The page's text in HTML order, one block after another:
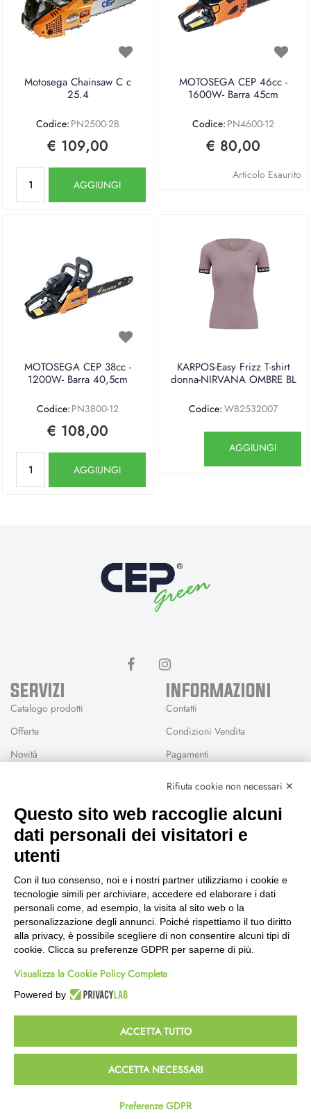
Motosega Chainsaw C c
25.4
Codice: PN2500-2B
€ 109,00
AGGIUNGI
MOTOSEGA CEP 46cc -
1600W- Barra 45cm
Codice: PN4600-12
€ 80,00
Articolo Esaurito
MOTOSEGA CEP 38cc -
1200W- Barra 40,5cm
Codice: PN3800-12
€ 108,00
AGGIUNGI
KARPOS-Easy Frizz T-shirt
donna-NIRVANA OMBRE BL
Codice: WB2532007
AGGIUNGI
SERVIZI
Catalogo prodotti
Offerte
Novità
Wishlist
INFORMAZIONI
Contatti
Condizioni Vendita
Pagamenti
CEP GREEN
Fanano (MO)
059 8676485
349 9202419
388 8659473
info@cepgreen.com
Orario
Dal lunedì al venerdì
8:00 – 12:30 / 13:30 - 19:00
8:30 – 12:30 / 15:30 - 19:00
© 2023 Powered & Designed byPassepartout
Termini e Condizioni Privacy e Cookie Policy
Rifiuta cookie non necessari ✕
Questo sito web raccoglie alcuni
dati personali dei visitatori e
utenti
Con il tuo consenso, noi e i nostri partner utilizziamo i cookie e
tecnologie simili per archiviare, accedere ed elaborare i dati
personali come, ad esempio, la visita al sito web o la
personalizzazione degli annunci. Poiché rispettiamo il tuo diritto
alla privacy, è possibile scegliere di non consentire alcuni tipi di
cookie. Clicca su preferenze GDPR per saperne di più.
Visualizza la Cookie Policy Completa
Powered by
ACCETTA TUTTO
ACCETTA NECESSARI
Preferenze GDPR